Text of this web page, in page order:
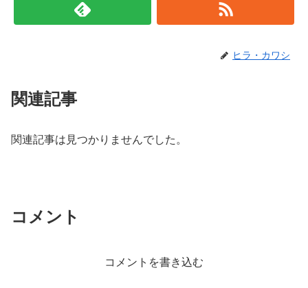
ヒラ・カワシ
関連記事
関連記事は見つかりませんでした。
コメント
コメントを書き込む